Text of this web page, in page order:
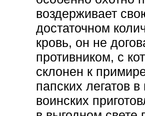
воздерживает
достаточном
кровь, он не
противником, с
склонен к
папских легатов
воинских